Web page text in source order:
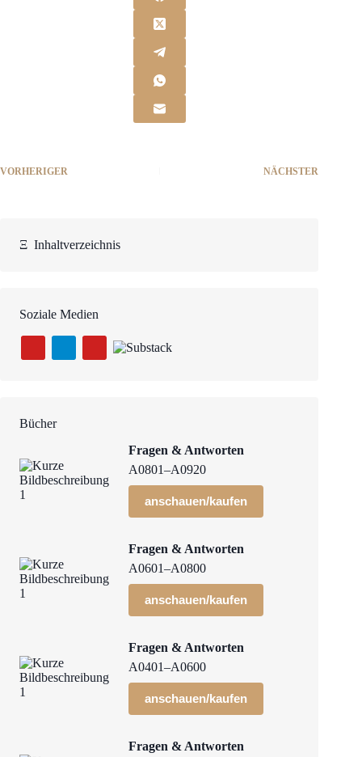
VORHERIGER NÄCHSTER
Ξ Inhaltverzeichnis
Soziale Medien
Bücher
Fragen & Antworten
A0801–A0920
anschauen/kaufen
Fragen & Antworten
A0601–A0800
anschauen/kaufen
Fragen & Antworten
A0401–A0600
anschauen/kaufen
Fragen & Antworten